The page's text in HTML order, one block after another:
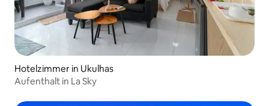
Hotelzimmer in Ukulhas
Aufenthalt in La Sky